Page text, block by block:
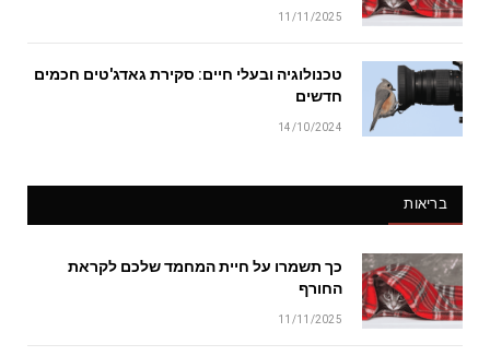
11/11/2025
טכנולוגיה ובעלי חיים: סקירת גאדג'טים חכמים
חדשים
14/10/2024
בריאות
כך תשמרו על חיית המחמד שלכם לקראת
החורף
11/11/2025